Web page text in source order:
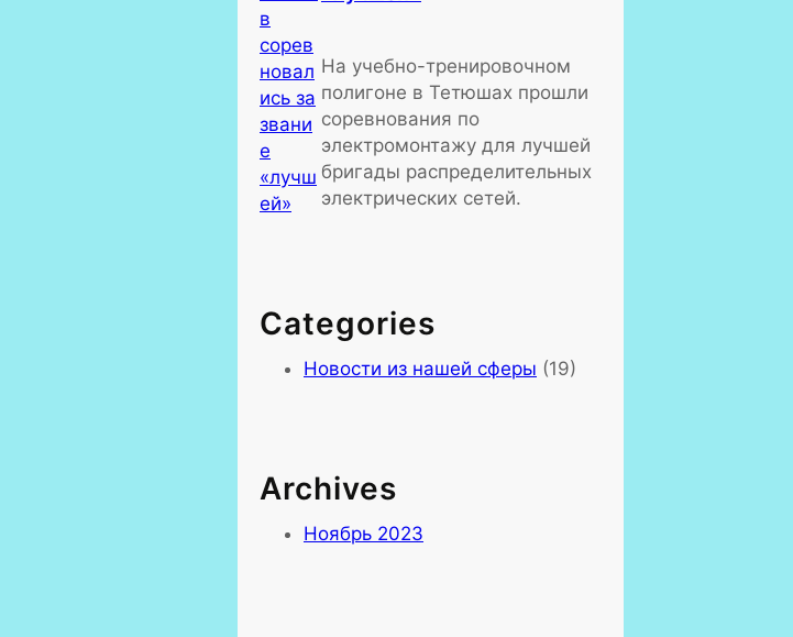
На учебно-тренировочном
полигоне в Тетюшах прошли
соревнования по
электромонтажу для лучшей
бригады распределительных
электрических сетей.
Categories
Новости из нашей сферы (19)
Archives
Ноябрь 2023